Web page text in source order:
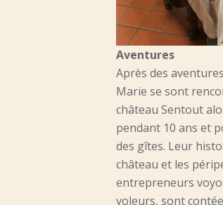
Aventures
Après des
Marie se sont
château Sentout
pendant 10 ans et
des gîtes. Leur
château et les
entrepreneurs
voleurs, sont